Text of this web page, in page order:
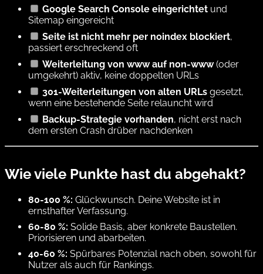
Google Search Console eingerichtet und
Sitemap eingereicht
Seite ist nicht mehr per noindex blockiert,
passiert erschreckend oft
Weiterleitung von www auf non-www(oder
umgekehrt) aktiv, keine doppelten URLs
301-Weiterleitungen von alten URLs gesetzt,
wenn eine bestehende Seite relauncht wird
Backup-Strategie vorhanden, nicht erst nach
dem ersten Crash drüber nachdenken
Wie viele Punkte hast du abgehakt?
80-100 %: Glückwunsch. Deine Website ist in
ernsthafter Verfassung.
60-80 %: Solide Basis, aber konkrete Baustellen.
Priorisieren und abarbeiten.
40-60 %: Spürbares Potenzial nach oben, sowohl für
Nutzer als auch für Rankings.